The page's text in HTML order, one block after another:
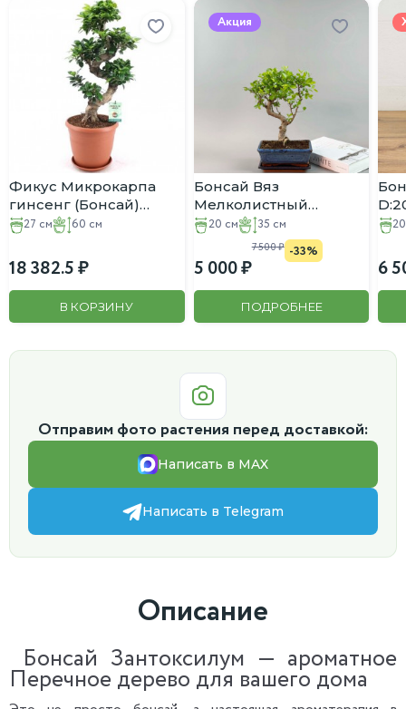
Фикус Микрокарпа
гинсенг (Бонсай)
D:27CM H:60CM
27 см 60 см
18 382.5
В КОРЗИНУ
Акция
Бонсай Вяз
Мелколистный
(Китайский) D:20см
20 см 35 см
5 000
7 500 -33%
ПОДРОБНЕЕ
6
Отправим фото растения перед доставкой:
Написать в MAX
Написать в Telegram
Описание
Бонсай Зантоксилум — ароматное
Перечное дерево для вашего дома